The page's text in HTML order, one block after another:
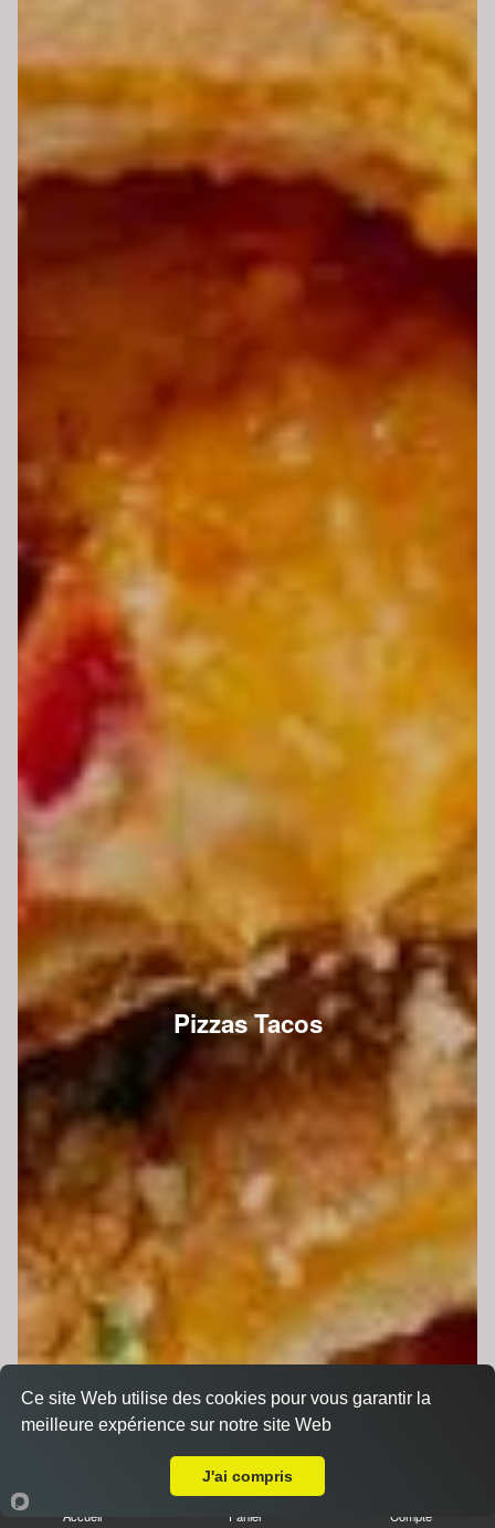
Pizzas Tacos
Accueil Panier Compte
Ce site Web utilise des cookies pour vous garantir la
meilleure expérience sur notre site Web
J'ai compris